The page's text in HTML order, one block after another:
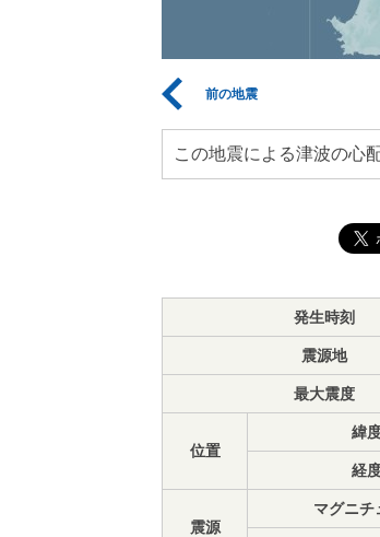
前の地震
この地震による津波の心
発生時刻
震源地
最大震度
位置
緯
経
震源
マグニチ